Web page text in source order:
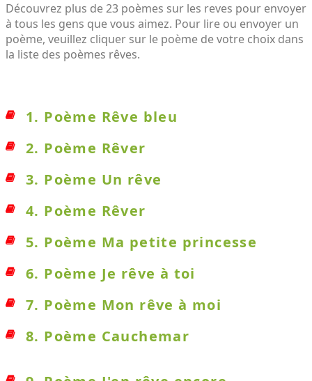
Découvrez plus de 23 poèmes sur les reves pour envoyer
à tous les gens que vous aimez. Pour lire ou envoyer un
poème, veuillez cliquer sur le poème de votre choix dans
la liste des poèmes rêves.
1. Poème Rêve bleu
2. Poème Rêver
3. Poème Un rêve
4. Poème Rêver
5. Poème Ma petite princesse
6. Poème Je rêve à toi
7. Poème Mon rêve à moi
8. Poème Cauchemar